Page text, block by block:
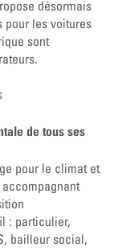
désormais
pour les voitures
sont
de tous ses
pour le climat et
: particulier,
bailleur social,